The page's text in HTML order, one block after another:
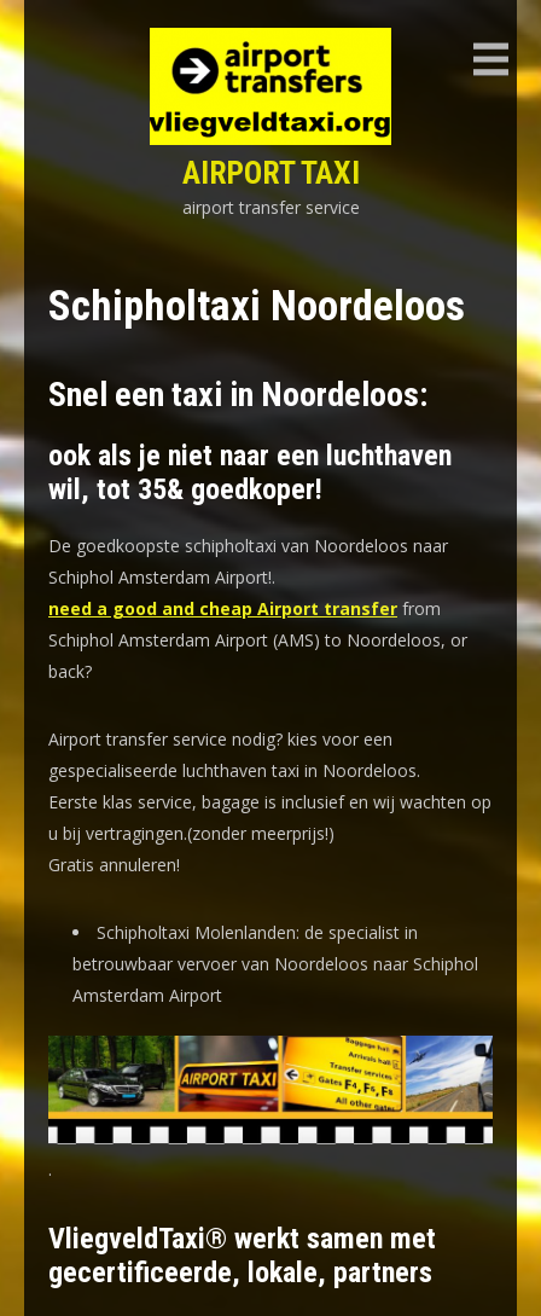
Skip
to
content
AIRPORT TAXI
airport transfer service
Schipholtaxi Noordeloos
Snel een taxi in Noordeloos:
ook als je niet naar een luchthaven
wil, tot 35& goedkoper!
De goedkoopste schipholtaxi van Noordeloos naar
Schiphol Amsterdam Airport!.
need a good and cheap Airport transfer from
Schiphol Amsterdam Airport (AMS) to Noordeloos, or
back?
Airport transfer service nodig? kies voor een
gespecialiseerde luchthaven taxi in Noordeloos.
Eerste klas service, bagage is inclusief en wij wachten op
u bij vertragingen.(zonder meerprijs!)
Gratis annuleren!
Schipholtaxi Molenlanden: de specialist in
betrouwbaar vervoer van Noordeloos naar Schiphol
Amsterdam Airport
.
VliegveldTaxi® werkt samen met
gecertificeerde, lokale, partners